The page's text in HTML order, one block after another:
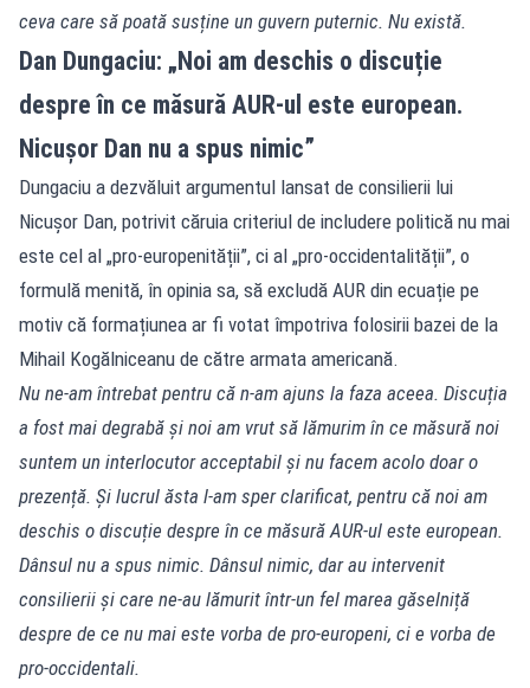
ceva care să poată susține un guvern puternic. Nu există.
Dan Dungaciu: „Noi am deschis o discuție
despre în ce măsură AUR-ul este european.
Nicușor Dan nu a spus nimic”
Dungaciu a dezvăluit argumentul lansat de consilierii lui
Nicușor Dan, potrivit căruia criteriul de includere politică nu mai
este cel al „pro-europenității”, ci al „pro-occidentalității”, o
formulă menită, în opinia sa, să excludă AUR din ecuație pe
motiv că formațiunea ar fi votat împotriva folosirii bazei de la
Mihail Kogălniceanu de către armata americană.
Nu ne-am întrebat pentru că n-am ajuns la faza aceea. Discuția
a fost mai degrabă și noi am vrut să lămurim în ce măsură noi
suntem un interlocutor acceptabil și nu facem acolo doar o
prezență. Și lucrul ăsta l-am sper clarificat, pentru că noi am
deschis o discuție despre în ce măsură AUR-ul este european.
Dânsul nu a spus nimic. Dânsul nimic, dar au intervenit
consilierii și care ne-au lămurit într-un fel marea găselniță
despre de ce nu mai este vorba de pro-europeni, ci e vorba de
pro-occidentali.